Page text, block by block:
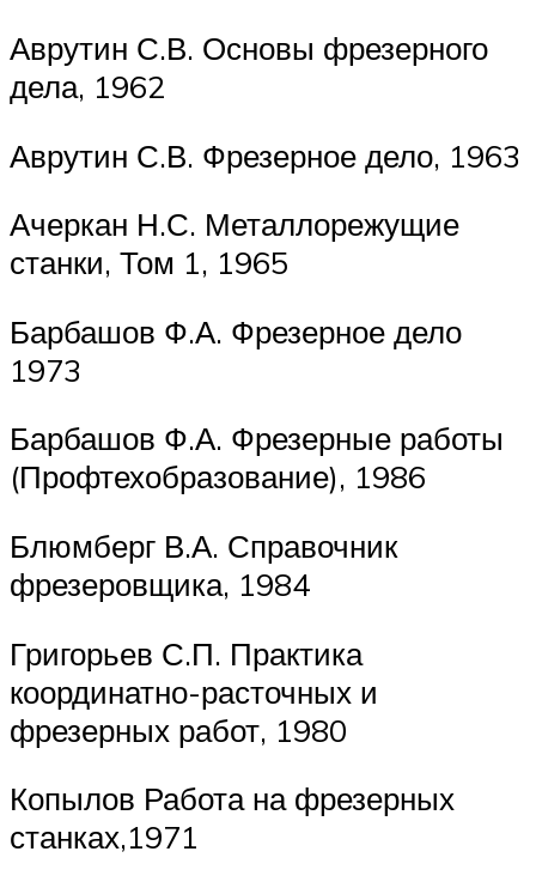
Аврутин С.В. Основы фрезерного
дела, 1962
Аврутин С.В. Фрезерное дело, 1963
Ачеркан Н.С. Металлорежущие
станки, Том 1, 1965
Барбашов Ф.А. Фрезерное дело
1973
Барбашов Ф.А. Фрезерные работы
(Профтехобразование), 1986
Блюмберг В.А. Справочник
фрезеровщика, 1984
Григорьев С.П. Практика
координатно-расточных и
фрезерных работ, 1980
Копылов Работа на фрезерных
станках,1971